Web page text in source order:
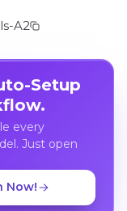
A2
Setup
every
Just open
Now!